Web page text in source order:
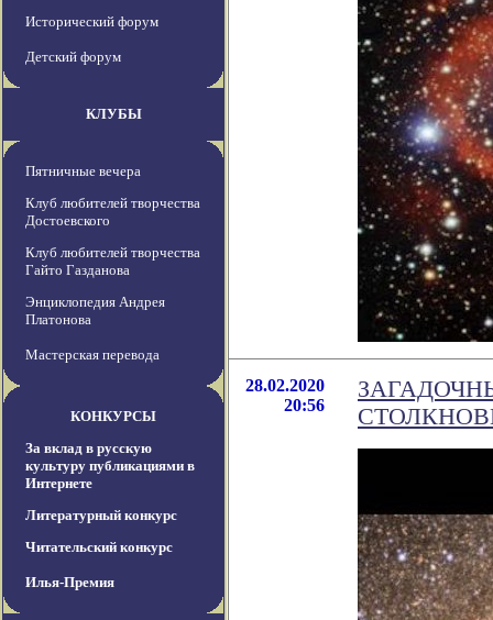
Исторический форум
Детский форум
КЛУБЫ
Пятничные вечера
Клуб любителей творчества
Достоевского
Клуб любителей творчества
Гайто Газданова
Энциклопедия Андрея
Платонова
Мастерская перевода
КОНКУРСЫ
За вклад в русскую
культуру публикациями в
Интернете
Литературный конкурс
Читательский конкурс
Илья-Премия
28.02.2020
20:56